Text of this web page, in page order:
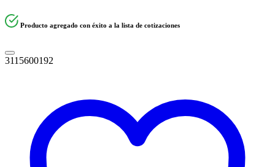
Producto agregado con éxito a la lista de cotizaciones
3115600192